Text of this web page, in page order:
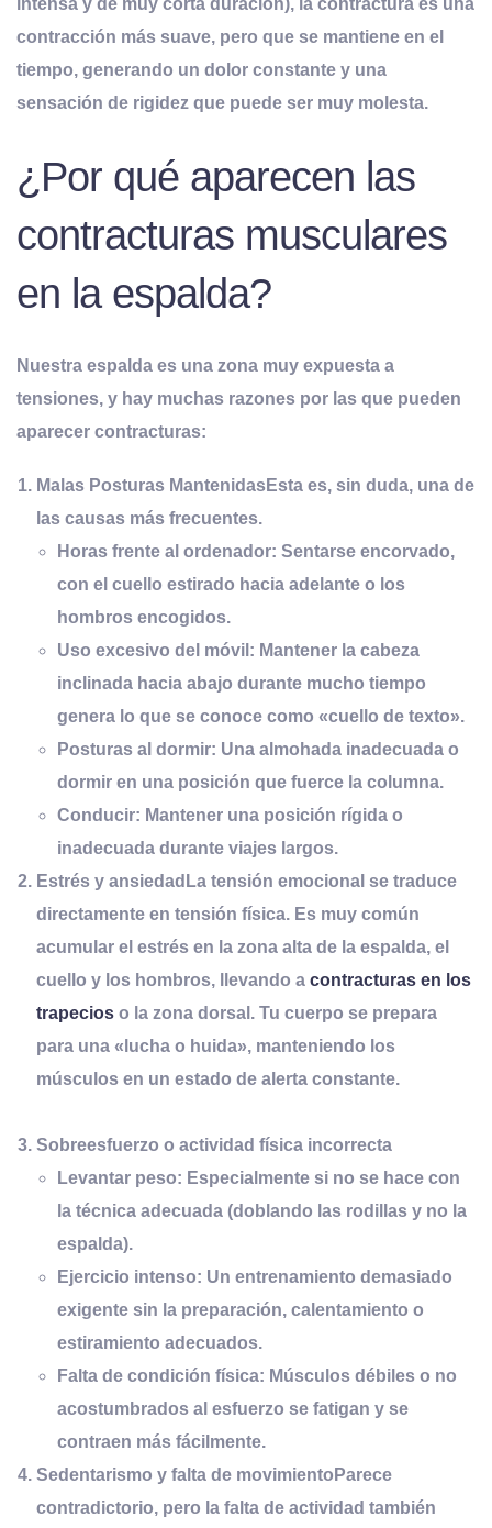
contracción más suave, pero que se mantiene en el
tiempo, generando un dolor constante y una
sensación de rigidez que puede ser muy molesta.
¿Por qué aparecen las
contracturas musculares
en la espalda?
Nuestra espalda es una zona muy expuesta a
tensiones, y hay muchas razones por las que pueden
aparecer contracturas:
Malas Posturas MantenidasEsta es, sin duda, una de
las causas más frecuentes.
Horas frente al ordenador: Sentarse encorvado,
con el cuello estirado hacia adelante o los
hombros encogidos.
Uso excesivo del móvil: Mantener la cabeza
inclinada hacia abajo durante mucho tiempo
genera lo que se conoce como «cuello de texto».
Posturas al dormir: Una almohada inadecuada o
dormir en una posición que fuerce la columna.
Conducir: Mantener una posición rígida o
inadecuada durante viajes largos.
Estrés yansiedad La tensión emocional se traduce
directamente en tensión física. Es muy común
acumular el estrés en la zona alta de la espalda, el
cuello y los hombros, llevando acontracturas en los
trapecios o la zona dorsal. Tu cuerpo se prepara
para una «lucha o huida», manteniendo los
músculos en un estado de alerta constante.
Sobreesfuerzo o actividad física incorrecta
Levantar peso: Especialmente si no se hace con
la técnica adecuada (doblando las rodillas y no la
espalda).
Ejercicio intenso: Un entrenamiento demasiado
exigente sin la preparación, calentamiento o
estiramiento adecuados.
Falta de condición física: Músculos débiles o no
acostumbrados al esfuerzo se fatigan y se
contraen más fácilmente.
Sedentarismo yfalta de movimiento Parece
contradictorio, pero la falta de actividad también